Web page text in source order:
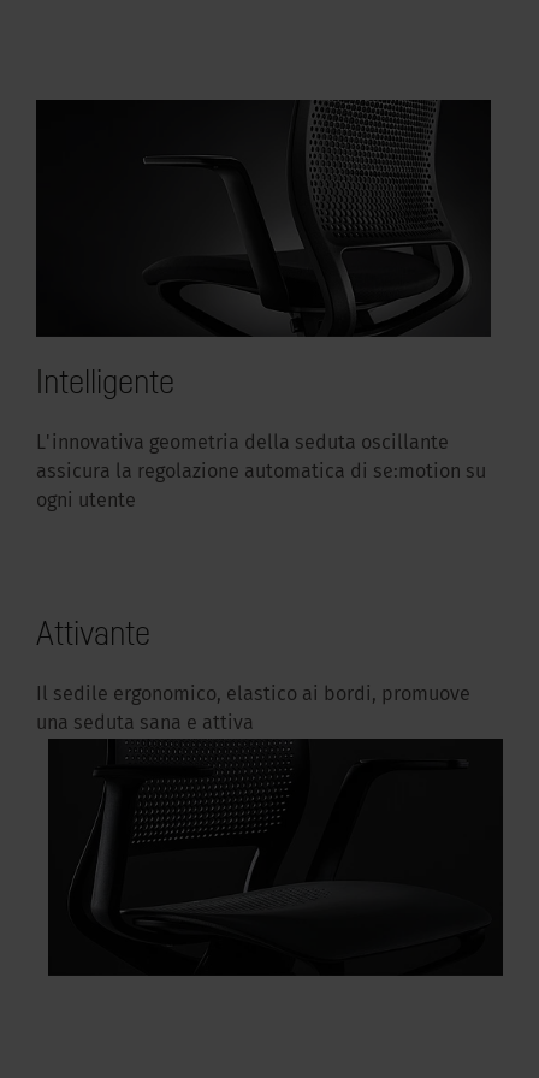
Intelligente
L'innovativa geometria della seduta oscillante
assicura la regolazione automatica di se:motion su
ogni utente
Attivante
Il sedile ergonomico, elastico ai bordi, promuove
una seduta sana e attiva